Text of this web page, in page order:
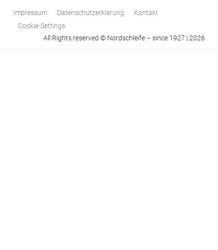
Impressum Datenschutzerklärung
Kontakt
Cookie-Settings
All Rights reserved © Nordschleife – since 1927 | 2026